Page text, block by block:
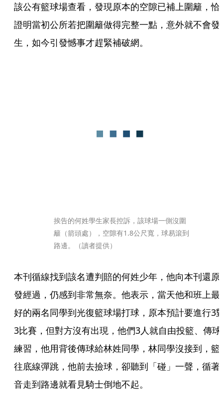
該公有籃球場查看，發現原本的空隙已補上圍籬，恰
證明當初公所若把圍籬做得完整一點，意外就不會發
生，如今引發憾事才趕緊補破網。
挨告的何姓學生家長控訴，該球場一側沒圍
籬（箭頭處），空隙有1.8公尺寬，球易滾到
路邊。（讀者提供）
本刊循線找到該名遭判賠的何姓少年，他向本刊還原
發經過，仍感到非常無奈。他表示，當天他和班上最
好的兩名同學到光復籃球場打球，原本預計要進行3
3比賽，但對方沒有出現，他們3人就自由投籃、傳球
練習，他用背後傳球給林姓同學，林同學沒接到，籃
往底線彈跳，他前去撿球，卻聽到「碰」一聲，循著
音走到路邊就看見騎士倒地不起。